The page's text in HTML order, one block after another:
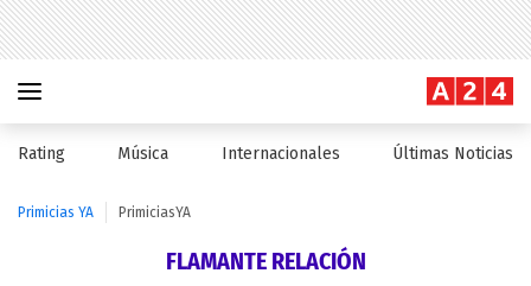
Rating Música Internacionales Últimas Noticias
Primicias YA PrimiciasYA
FLAMANTE RELACIÓN